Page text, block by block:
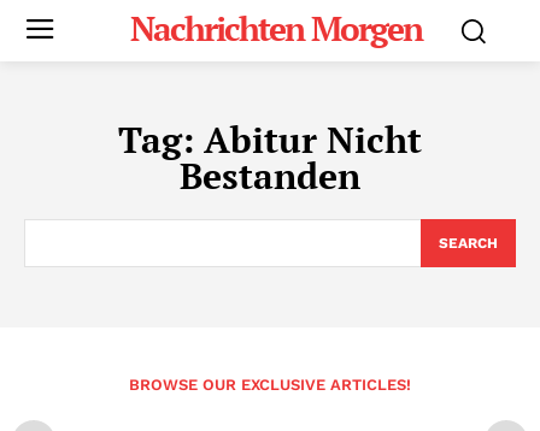
Nachrichten Morgen
Tag: Abitur Nicht
Bestanden
SEARCH
BROWSE OUR EXCLUSIVE ARTICLES!